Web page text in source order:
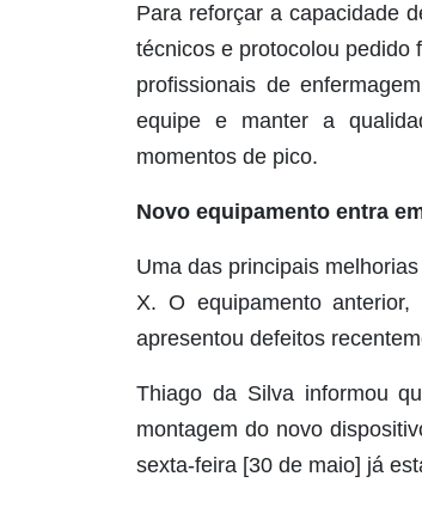
Para reforçar a capacidade
técnicos e protocolou pedido
profissionais de
equipe e manter a
momentos de pico.
Novo equipamento entra
Uma das principais
X. O equipamento
apresentou defeitos
Thiago da Silva informou
montagem do novo
sexta-feira [30 de maio] já